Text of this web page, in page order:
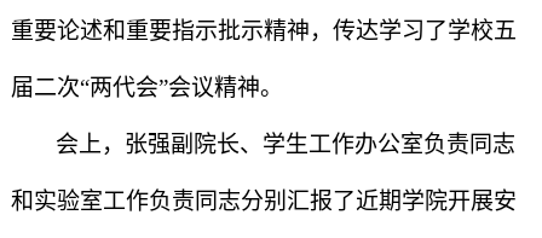
重要论述和重要指示批示精神，传达学习了学校五
届二次“两代会”会议精神。
会上，张强副院长、学生工作办公室负责同志
和实验室工作负责同志分别汇报了近期学院开展安